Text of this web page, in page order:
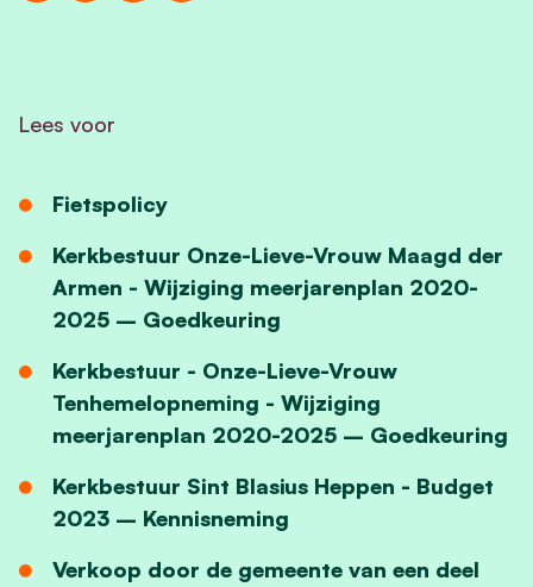
Lees voor
Fietspolicy
Kerkbestuur Onze-Lieve-Vrouw Maagd der
Armen - Wijziging meerjarenplan 2020-
2025 – Goedkeuring
Kerkbestuur - Onze-Lieve-Vrouw
Tenhemelopneming - Wijziging
meerjarenplan 2020-2025 – Goedkeuring
Kerkbestuur Sint Blasius Heppen - Budget
2023 – Kennisneming
Verkoop door de gemeente van een deel